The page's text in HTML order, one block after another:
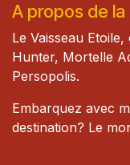
A propos de la
Le Vaisseau
Hunter, Mortelle
Persopolis.
Embarquez avec
destination? Le